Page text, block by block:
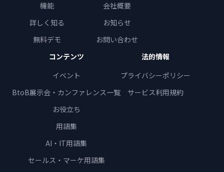
機能
詳しく知る
無料デモ
会社概要
お知らせ
お問い合わせ
コンテンツ
イベント
BtoB展示会・カンファレンス一覧
お役立ち
用語集
AI・IT用語集
セールス・マーケ用語集
法的情報
プライバシーポリシー
サービス利用規約